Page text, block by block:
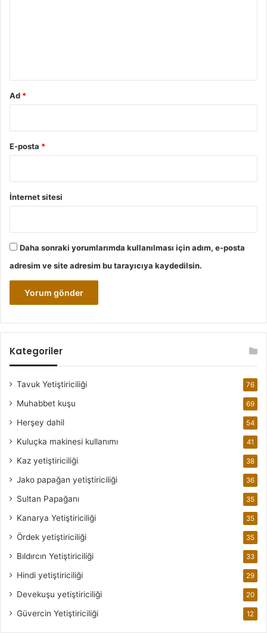
Ad *
E-posta *
İnternet sitesi
Daha sonraki yorumlarımda kullanılması için adım, e-posta
adresim ve site adresim bu tarayıcıya kaydedilsin.
Kategoriler
Tavuk Yetiştiriciliği 76
Muhabbet kuşu 69
Herşey dahil 54
Kuluçka makinesi kullanımı 41
Kaz yetiştiriciliği 38
Jako papağan yetiştiriciliği 36
Sultan Papağanı 35
Kanarya Yetiştiriciliği 35
Ördek yetiştiriciliği 35
Bıldırcın Yetiştiriciliği 33
Hindi yetiştiriciliği 29
Devekuşu yetiştiriciliği 20
Güvercin Yetiştiriciliği 12